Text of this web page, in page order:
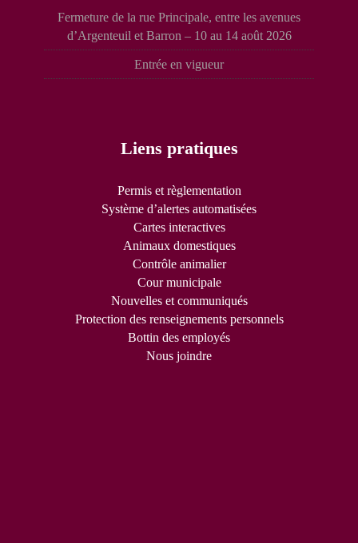
Fermeture de la rue Principale, entre les avenues
d’Argenteuil et Barron – 10 au 14 août 2026
Entrée en vigueur
Liens pratiques
Permis et règlementation
Système d’alertes automatisées
Cartes interactives
Animaux domestiques
Contrôle animalier
Cour municipale
Nouvelles et communiqués
Protection des renseignements personnels
Bottin des employés
Nous joindre